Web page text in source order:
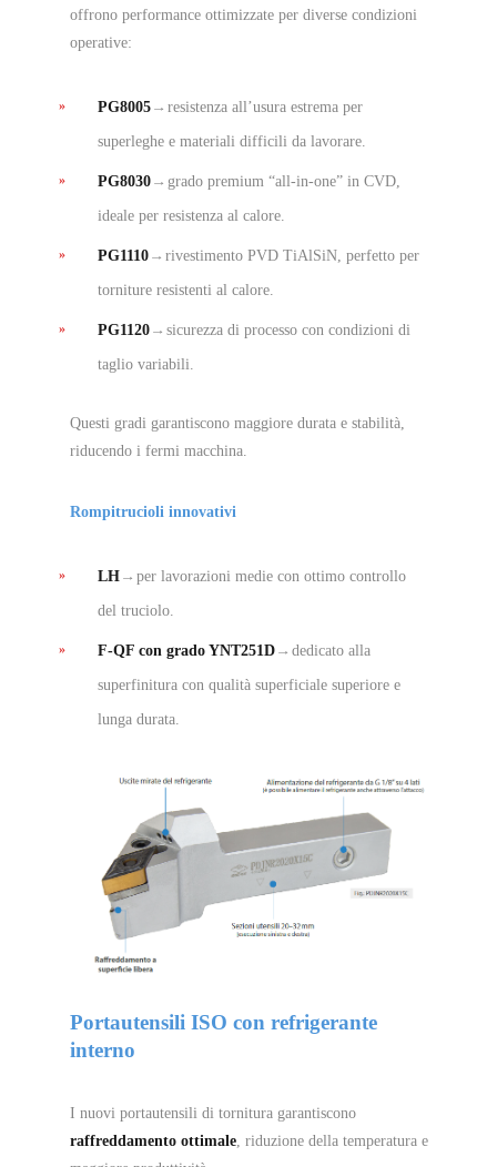
offrono performance ottimizzate per diverse condizioni
operative:
PG8005 →resistenza all’usura estrema per
superleghe e materiali difficili da lavorare.
PG8030 →grado premium “all-in-one”in CVD,
ideale per resistenza al calore.
PG1110 →rivestimento PVD TiAlSiN, perfetto per
torniture resistenti al calore.
PG1120 →sicurezza di processo con condizioni di
taglio variabili.
Questi gradi garantiscono maggiore durata e stabilità,
riducendo i fermi macchina.
Rompitrucioli innovativi
LH →per lavorazioni medie con ottimo controllo
del truciolo.
F-QF con grado YNT251D →dedicato alla
superfinitura con qualitàsuperficiale superiore e
lunga durata.
Portautensili ISO con refrigerante
interno
I nuovi portautensili di tornitura garantiscono
raffreddamento ottimale, riduzione della temperatura e